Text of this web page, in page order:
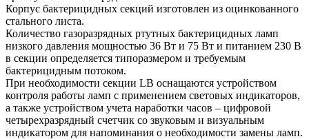
Корпус бактерицидных секций изготовлен из оцинкованного
стального листа.
Количество газоразрядных ртутных бактерицидных ламп
низкого давления мощностью 36 Вт и 75 Вт и питанием 230 В
в секции определяется типоразмером и требуемым
бактерицидным потоком.
При необходимости секции LB оснащаются устройством
контроля работы ламп с применением световых индикаторов,
а также устройством учета наработки часов – цифровой
четырехразрядный счетчик со звуковым и визуальным
индикатором для напоминания о необходимости замены ламп.